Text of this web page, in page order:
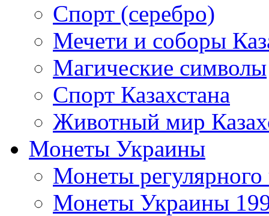
Спорт (серебро)
Мечети и соборы
Магические символы
Спорт Казахстана
Животный мир
Монеты Украины
Монеты регулярного
Монеты Украины